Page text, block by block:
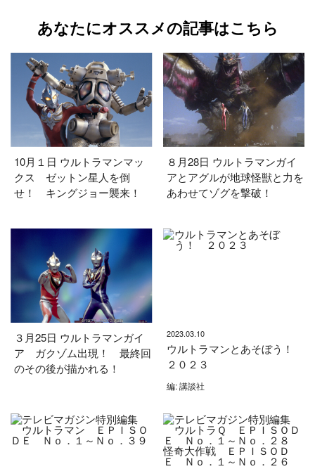
あなたにオススメの記事はこちら
10月１日 ウルトラマンマッ
クス ゼットン星人を倒
せ！ キングジョー襲来！
８月28日 ウルトラマンガイ
アとアグルが地球怪獣と力を
あわせてゾグを撃破！
３月25日 ウルトラマンガイ
ア ガクゾム出現！ 最終回
のその後が描かれる！
2023.03.10
ウルトラマンとあそぼう！
２０２３
編: 講談社